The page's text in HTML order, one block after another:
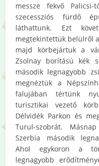
messze fekvő
szecessziós fürdő
láthattunk. Ezt
megtekintettük belülről
majd körbejártuk a
Zsolnay borítású kék
második legnagyobb
megnéztük a
falujában tértünk
turisztikai vezető
Délvidék Parkon és
Turul-szobrát.
Szerbia második
Ahol egykoron a
legnagyobb